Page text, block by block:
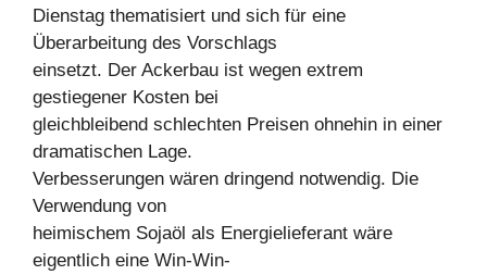
Dienstag thematisiert und sich für eine
Überarbeitung des Vorschlags
einsetzt. Der Ackerbau ist wegen extrem
gestiegener Kosten bei
gleichbleibend schlechten Preisen ohnehin in einer
dramatischen Lage.
Verbesserungen wären dringend notwendig. Die
Verwendung von
heimischem Sojaöl als Energielieferant wäre
eigentlich eine Win-Win-